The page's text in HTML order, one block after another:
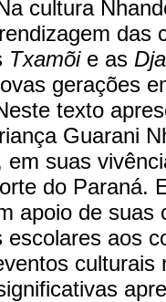
cultura
Txamõie as
gerações
texto
Guarani
em suas
do Paraná.
apoio de
escolares aos